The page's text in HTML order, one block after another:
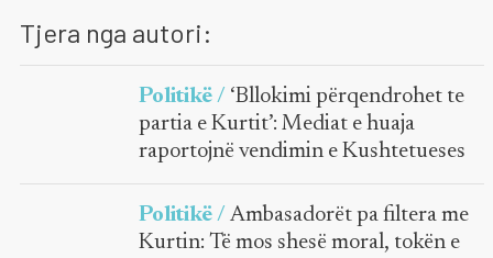
Tjera nga autori:
Politikë / ‘Bllokimi përqendrohet te
partia e Kurtit’: Mediat e huaja
raportojnë vendimin e Kushtetueses
Politikë / Ambasadorët pa filtera me
Kurtin: Të mos shesë moral, tokën e